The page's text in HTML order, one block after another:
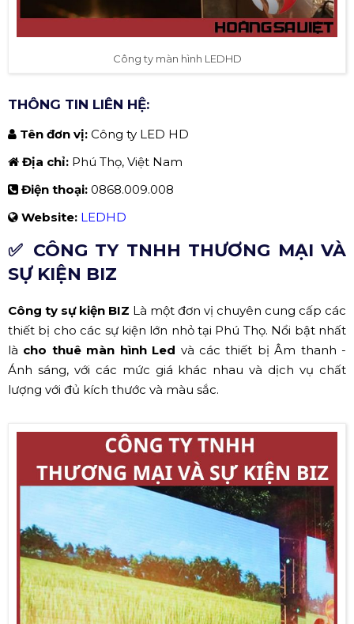
Công ty màn hình LEDHD
THÔNG TIN LIÊN HỆ:
Tên đơn vị: Công ty LED HD
Địa chỉ: Phú Thọ, Việt Nam
Điện thoại: 0868.009.008
Website: LEDHD
✅ CÔNG TY TNHH THƯƠNG MẠI VÀ
SỰ KIỆN BIZ
Công ty sự kiện BIZ Là một đơn vị chuyên cung cấp các
thiết bị cho các sự kiện lớn nhỏ tại Phú Thọ. Nổi bật nhất
là cho thuê màn hình Led và các thiết bị Âm thanh -
Ánh sáng, với các mức giá khác nhau và dịch vụ chất
lượng với đủ kích thước và màu sắc.